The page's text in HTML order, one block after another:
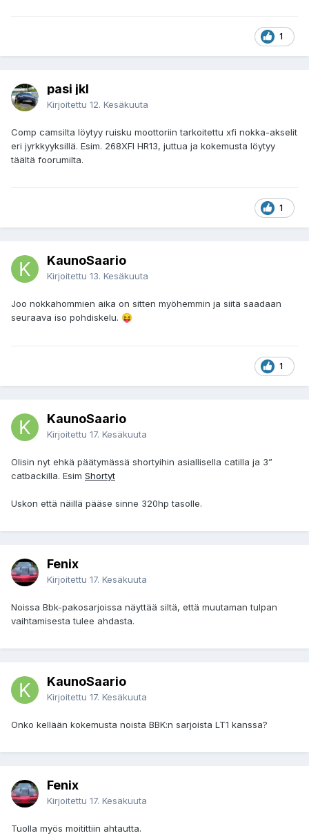
1
pasi jkl
Kirjoitettu 12. Kesäkuuta
Comp camsilta löytyy ruisku moottoriin tarkoitettu xfi nokka-akselit
eri jyrkkyyksillä. Esim. 268XFI HR13, juttua ja kokemusta löytyy
täältä foorumilta.
1
KaunoSaario
Kirjoitettu 13. Kesäkuuta
Joo nokkahommien aika on sitten myöhemmin ja siitä saadaan
seuraava iso pohdiskelu. 😝
1
KaunoSaario
Kirjoitettu 17. Kesäkuuta
Olisin nyt ehkä päätymässä shortyihin asiallisella catilla ja 3”
catbackilla. Esim Shortyt
Uskon että näillä pääse sinne 320hp tasolle.
Fenix
Kirjoitettu 17. Kesäkuuta
Noissa Bbk-pakosarjoissa näyttää siltä, että muutaman tulpan
vaihtamisesta tulee ahdasta.
KaunoSaario
Kirjoitettu 17. Kesäkuuta
Onko kellään kokemusta noista BBK:n sarjoista LT1 kanssa?
Fenix
Kirjoitettu 17. Kesäkuuta
Tuolla myös moitittiin ahtautta.